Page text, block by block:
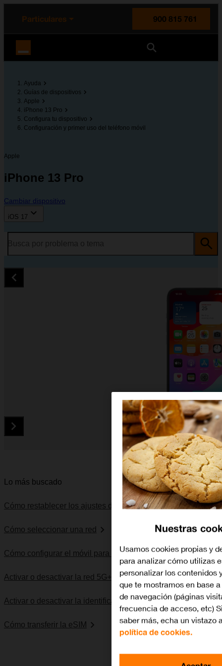
principal
la página
Particulares
900 815 761
Ayuda
Guías de dispositivos
Apple
iPhone 13 Pro
Configura tu dispositivo
Configuración y primer uso del teléfono móvil
Apple
iPhone 13 Pro
Cambiar dispositivo
iOS 17
Diapositiva 1 de 5. Apple iPhone 13 Pro - LightSkyBlue -
Lo más buscado
Cómo restablecer los ajustes de red
Cómo seleccionar una red
Cómo configurar el móvil para internet
Activar o desactivar la red 5G+
Activar o desactivar la identificación de llamadas
Cómo transferir la eSIM
Nuestras
Usamos cookies propias y
para analizar cómo utilizas
personalizar los contenidos
que te mostramos en base
de navegación (páginas
frecuencia de acceso, etc)
saber más, echa un vistazo
política de cookies.